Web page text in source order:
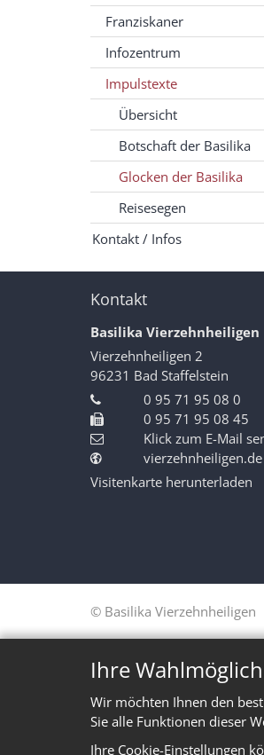
Ihre
Wir möchten Ihnen den
Sie alle Funktionen dieser
Ihre Cookie-Einstellungen
Franziskaner
Infozentrum
Impulstexte
Übersicht
Botschaft der Basilika
Glocken der Basilika
Reisesegen
Kontakt / Infos
Kontakt
Basilika Vierzehnheiligen
Vierzehnheiligen 2
96231 Bad Staffelstein
0 95 71 95 08 0
0 95 71 95 08 45
Klick zum E-Mail
vierzehnheiligen.de
Visitenkarte herunterladen
© Basilika Vierzehnheiligen